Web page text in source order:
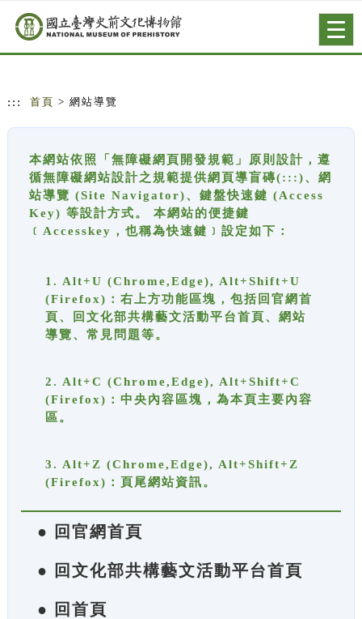
跳到主要內容
網站導覽
::: 首頁 > 網站導覽
本網站依照「無障礙網頁開發規範」原則設計，遵
循無障礙網站設計之規範提供網頁導盲磚(:::)、網
站導覽 (Site Navigator)、鍵盤快速鍵 (Access
Key) 等設計方式。 本網站的便捷鍵
﹝Accesskey，也稱為快速鍵﹞設定如下：
1. Alt+U (Chrome,Edge), Alt+Shift+U
(Firefox)：右上方功能區塊，包括回官網首
頁、回文化部共構藝文活動平台首頁、網站
導覽、常見問題等。
2. Alt+C (Chrome,Edge), Alt+Shift+C
(Firefox)：中央內容區塊，為本頁主要內容
區。
3. Alt+Z (Chrome,Edge), Alt+Shift+Z
(Firefox)：頁尾網站資訊。
● 回官網首頁
● 回文化部共構藝文活動平台首頁
● 回首頁